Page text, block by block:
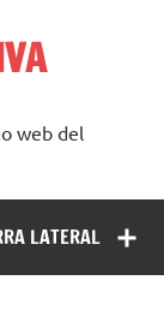
web del
LATERAL